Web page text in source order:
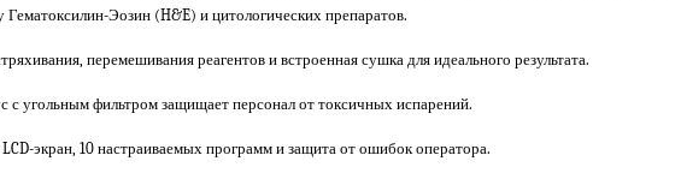
Гематоксилин-Эозин (H&E) и цитологических препаратов.
перемешивания реагентов и встроенная сушка для идеального результата.
с угольным фильтром защищает персонал от токсичных испарений.
экран, 10 настраиваемых программ и защита от ошибок оператора.